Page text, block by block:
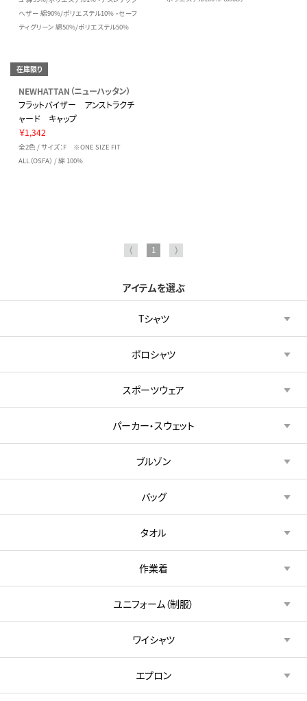
ヘザー 綿90%/ポリエステル10% ・セーフ
ティグリーン 綿50%/ポリエステル50%
在庫限り
NEWHATTAN（ニューハッタン）
フラットバイザー アンストラクチ
ャード キャップ
￥1,342
全2色 / サイズ：F ※ONE SIZE FIT
ALL（OSFA） / 綿 100%
⟨ 1 ⟩
アイテムを選ぶ
Tシャツ
ポロシャツ
スポーツウェア
パーカー・スウェット
ブルゾン
バッグ
タオル
作業着
ユニフォーム（制服）
ワイシャツ
エプロン